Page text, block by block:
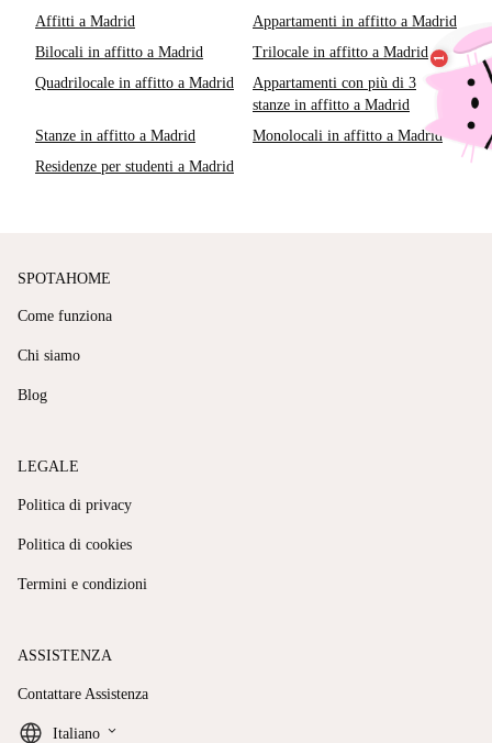
Affitti a Madrid
Appartamenti in affitto a Madrid
Bilocali in affitto a Madrid
Trilocale in affitto a Madrid
Quadrilocale in affitto a Madrid
Appartamenti con più di 3
stanze in affitto a Madrid
Stanze in affitto a Madrid
Monolocali in affitto a Madrid
Residenze per studenti a Madrid
SPOTAHOME
Come funziona
Chi siamo
Blog
LEGALE
Politica di privacy
Politica di cookies
Termini e condizioni
ASSISTENZA
Contattare Assistenza
Italiano keyboard_arrow_down